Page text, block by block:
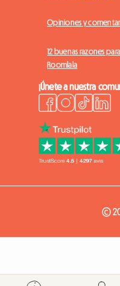
Opiniones y
12 buenas razones
Roomlala
¡Únete a nuestra
©